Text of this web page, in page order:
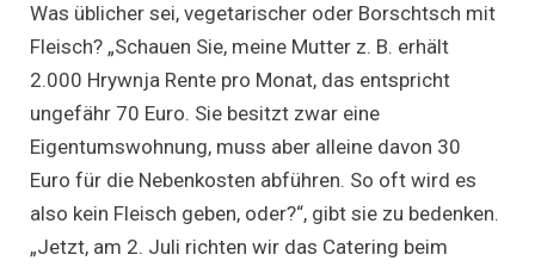
Was üblicher sei, vegetarischer oder Borschtsch mit
Fleisch? „Schauen Sie, meine Mutter z. B. erhält
2.000 Hrywnja Rente pro Monat, das entspricht
ungefähr 70 Euro. Sie besitzt zwar eine
Eigentumswohnung, muss aber alleine davon 30
Euro für die Nebenkosten abführen. So oft wird es
also kein Fleisch geben, oder?“, gibt sie zu bedenken.
„Jetzt, am 2. Juli richten wir das Catering beim